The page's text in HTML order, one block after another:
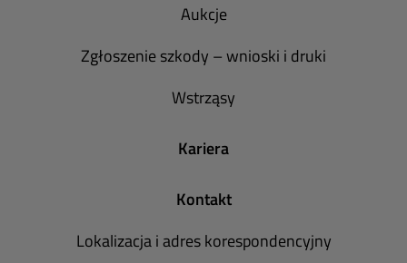
Aukcje
Zgłoszenie szkody – wnioski i druki
Wstrząsy
Kariera
Kontakt
Lokalizacja i adres korespondencyjny